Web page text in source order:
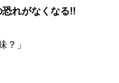
れがなくなる!!
？」